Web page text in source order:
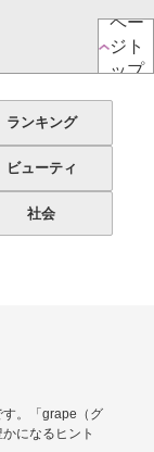
ペー
ジト
ップ
ランキング
ビューティ
社会
す。「grape（グ
になるヒント